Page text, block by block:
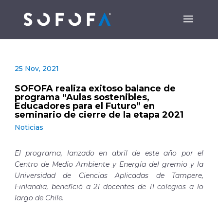
25 Nov, 2021
SOFOFA realiza exitoso balance de
programa “Aulas sostenibles,
Educadores para el Futuro” en
seminario de cierre de la etapa 2021
Noticias
El programa, lanzado en abril de este año por el
Centro de Medio Ambiente y Energía del gremio y la
Universidad de Ciencias Aplicadas de Tampere,
Finlandia, benefició a 21 docentes de 11 colegios a lo
largo de Chile.